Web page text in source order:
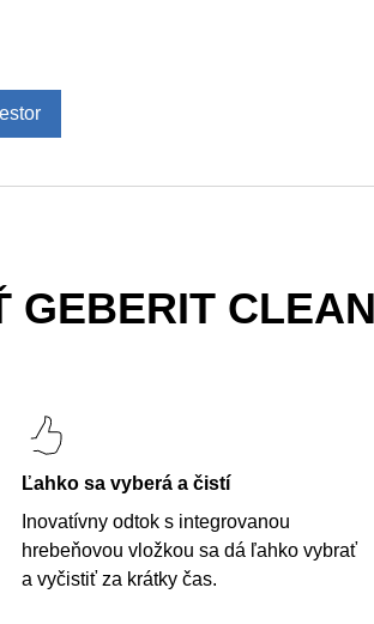
GEBERIT
Ľahko sa vyberá a čistí
Inovatívny odtok s integrovanou
hrebeňovou vložkou sa dá ľahko vybrať
a vyčistiť za krátky čas.